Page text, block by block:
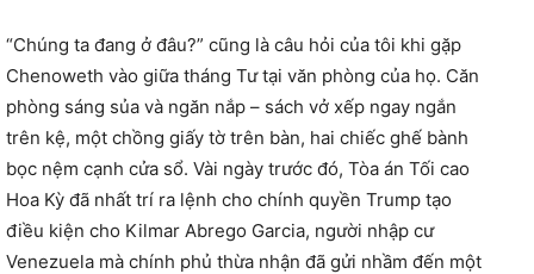
“Chúng ta đang ở đâu?” cũng là câu hỏi của tôi khi gặp
Chenoweth vào giữa tháng Tư tại văn phòng của họ. Căn
phòng sáng sủa và ngăn nắp – sách vở xếp ngay ngắn
trên kệ, một chồng giấy tờ trên bàn, hai chiếc ghế bành
bọc nệm cạnh cửa sổ. Vài ngày trước đó, Tòa án Tối cao
Hoa Kỳ đã nhất trí ra lệnh cho chính quyền Trump tạo
điều kiện cho Kilmar Abrego Garcia, người nhập cư
Venezuela mà chính phủ thừa nhận đã gửi nhầm đến một